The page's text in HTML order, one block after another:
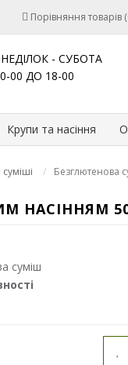
Порівняння товарів
- СУБОТА
00 ДО 18-00
Крупи та насіння
Безглютенова
НАСІННЯМ
суміш